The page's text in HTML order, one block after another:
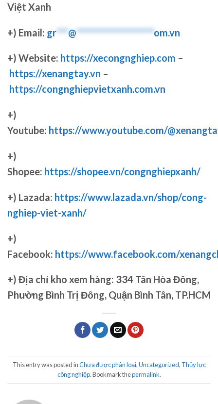
Việt Xanh
+) Email: gr***@********************om.vn
+) Website: https://xecongnghiep.com –
https://xenangtay.vn –
https://congnghiepvietxanh.com.vn
+)
Youtube: https://www.youtube.com/
+)
Shopee: https://shopee.vn/congnghiepxanh/
+) Lazada: https://www.lazada.vn/shop/cong-
nghiep-viet-xanh/
+)
Facebook: https://www.facebook.com/
+) Địa chỉ kho xem hàng: 334 Tân Hòa Đông,
Phường Bình Trị Đông, Quận Bình Tân, TP.HCM
This entry was posted inChưa được phân loại,Uncategorized, Thủy lực
công nghiệp. Bookmark thepermalink.